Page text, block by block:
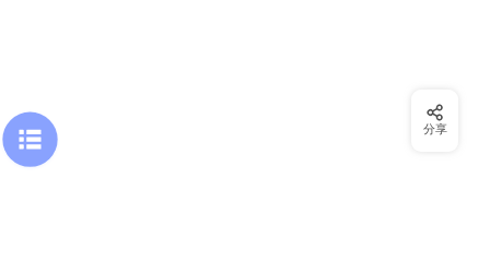
分享